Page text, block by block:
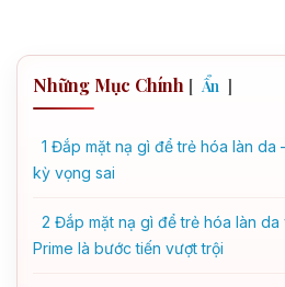
Những Mục Chính [ Ẩn ]
1 Đắp mặt nạ gì để trẻ hóa làn da
kỳ vọng sai
2 Đắp mặt nạ gì để trẻ hóa làn
Prime là bước tiến vượt trội